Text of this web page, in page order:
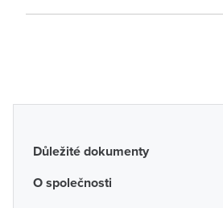
Důležité dokumenty
Obchodní podmínky
O společnosti